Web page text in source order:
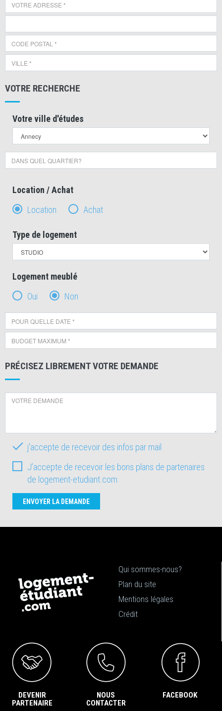
VOTRE RECHERCHE
Votre ville d'études
Location / Achat
Location
Achat
Type de logement
Logement meublé
Oui
Non
PRÉCISEZ LIBREMENT VOTRE DEMANDE
j'accepte de recevoir des infos par mail
J’accepte de recevoir les bons plans de partenaires
de logement-etudiant.com
ENVOYER LA DEMANDE
Qui sommes-nous?
Plan du site
Mentions légales
Crédit
DEVENIR
PARTENAIRE
NOUS
CONTACTER
FACEBOOK